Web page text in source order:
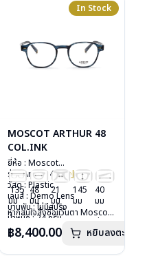
In Stock
MOSCOT ARTHUR 48
COL.INK
ยี่ห้อ : Moscot
รุ่น : Arthur 48Col.ink
วัสดุ : Plastic
เลนส์ : Demo Lens
บานพับ : ไม่มีสปริง
น้ำหนัก : 24 กรัม
อุปกรณ์ : กล่องแว่น, กล่อง
กระดาษ, ผ้าเช็ดแว่น
การรับประกัน : 1 ปี
135
มม
48
มม
21
มม
145
มม
40
มม
หากสนใจสั่งชื้อแว่นตา Moscot
ลงไว้กรุณาติดต่อเราคลิก
฿8,400.00 หยิบลงตะกร้า